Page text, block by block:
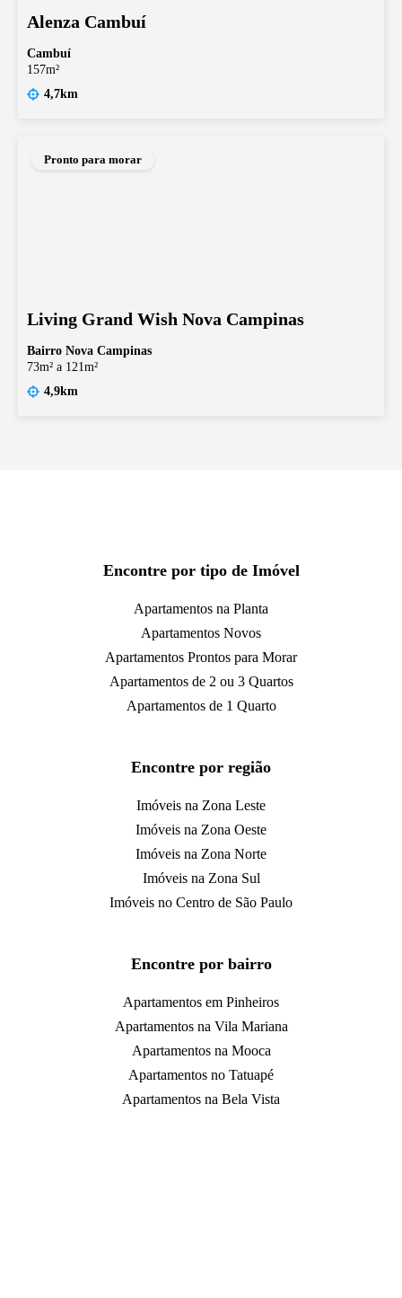
Alenza Cambuí
Cambuí
157m²
4,7km
Pronto para morar
Living Grand Wish Nova Campinas
Bairro Nova Campinas
73m² a 121m²
4,9km
Encontre por tipo de Imóvel
Apartamentos na Planta
Apartamentos Novos
Apartamentos Prontos para Morar
Apartamentos de 2 ou 3 Quartos
Apartamentos de 1 Quarto
Encontre por região
Imóveis na Zona Leste
Imóveis na Zona Oeste
Imóveis na Zona Norte
Imóveis na Zona Sul
Imóveis no Centro de São Paulo
Encontre por bairro
Apartamentos em Pinheiros
Apartamentos na Vila Mariana
Apartamentos na Mooca
Apartamentos no Tatuapé
Apartamentos na Bela Vista